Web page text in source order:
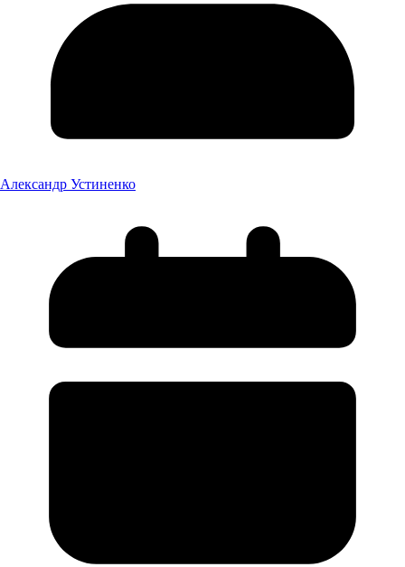
Александр Устиненко